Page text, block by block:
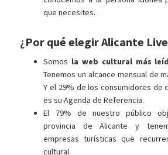
que necesites.
¿ Por qué elegir Alicante
Somos la web cultural más
Tenemos un alcance mensual de
Y el 29% de los consumidores de
es su Agenda de Referencia.
El 79% de nuestro público
provincia de Alicante y
empresas turísticas que
cultural.